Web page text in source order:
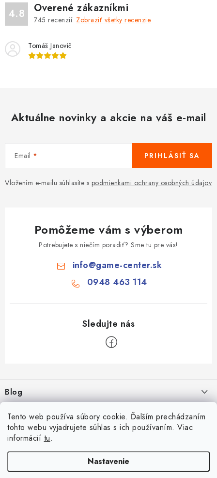
Tento web používa súbory cookie. Ďalším prechádzaním
tohto webu vyjadrujete súhlas s ich používaním. Viac
informácií tu.
Nastavenie
4.8 Overené zákazníkmi
745 recenzií. Zobraziť všetky recenzie
Tomáš Janovič
Aktuálne novinky a akcie na váš e-mail
Email
Vložením e-mailu súhlasíte s podmienkami ochrany osobných údajov
PRIHLÁSIŤ SA
Pomôžeme vám s výberom
Potrebujete s niečím poradiť? Sme tu pre vás!
info@game-center.sk
0948 463 114
pBlog
Aké druhy biliardu existujú? Kompletný prehľad biliardových hier
16.4.2026
Rozmery biliardového stola
26.6.2025
Facebook
Zákaznícky účet